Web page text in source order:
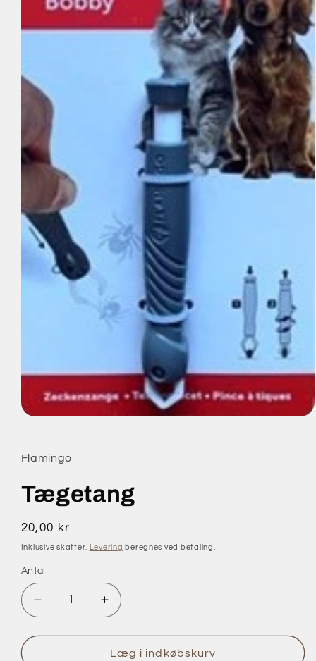
i
modus
Flamingo
Tægetang
Normalpris
20,00 kr
Inklusive skatter. Levering beregnes ved betaling.
Antal
Antal
Reducer
antallet
for
Øg
antallet
for
Tægetang
Læg i indkøbskurv